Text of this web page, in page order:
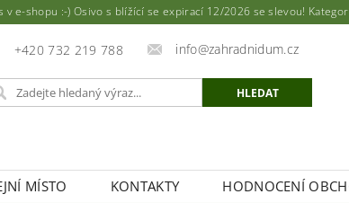
shopu :-) Osivo s blížící se expirací 12/2026 se slevou! Kategorie
+420 732 219 788 info@zahradnidum.cz
MÍSTO KONTAKTY HODNOCENÍ